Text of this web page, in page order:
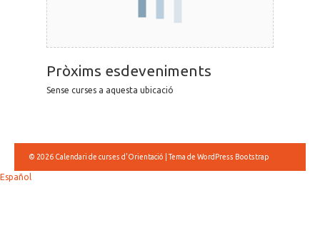
Pròxims esdeveniments
Sense curses a aquesta ubicació
© 2026 Calendari de curses d'Orientació |Tema de WordPress Bootstrap
Español